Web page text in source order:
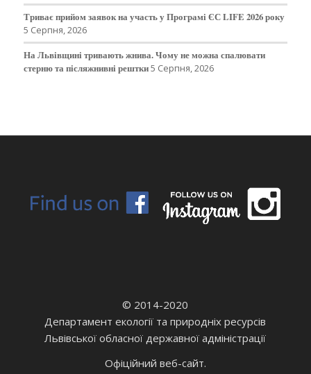
Триває прийом заявок на участь у Програмі ЄС LIFE 2026 року
5 Серпня, 2026
На Львівщині тривають жнива. Чому не можна спалювати
стерню та післяжнивні рештки5 Серпня, 2026
© 2014-2020
Департамент екології та природніх ресурсів
Львівської обласної державної адміністрації
Офіційний веб-сайт.